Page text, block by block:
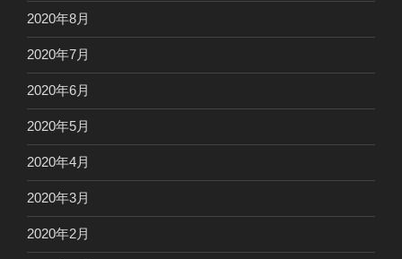
2020年8月
2020年7月
2020年6月
2020年5月
2020年4月
2020年3月
2020年2月